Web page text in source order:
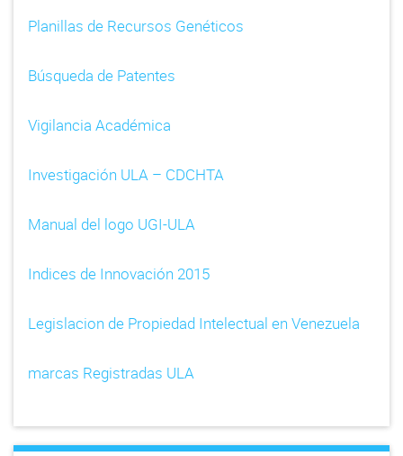
Planillas de Recursos Genéticos
Búsqueda de Patentes
Vigilancia Académica
Investigación ULA – CDCHTA
Manual del logo UGI-ULA
Indices de Innovación 2015
Legislacion de Propiedad Intelectual en Venezuela
marcas Registradas ULA